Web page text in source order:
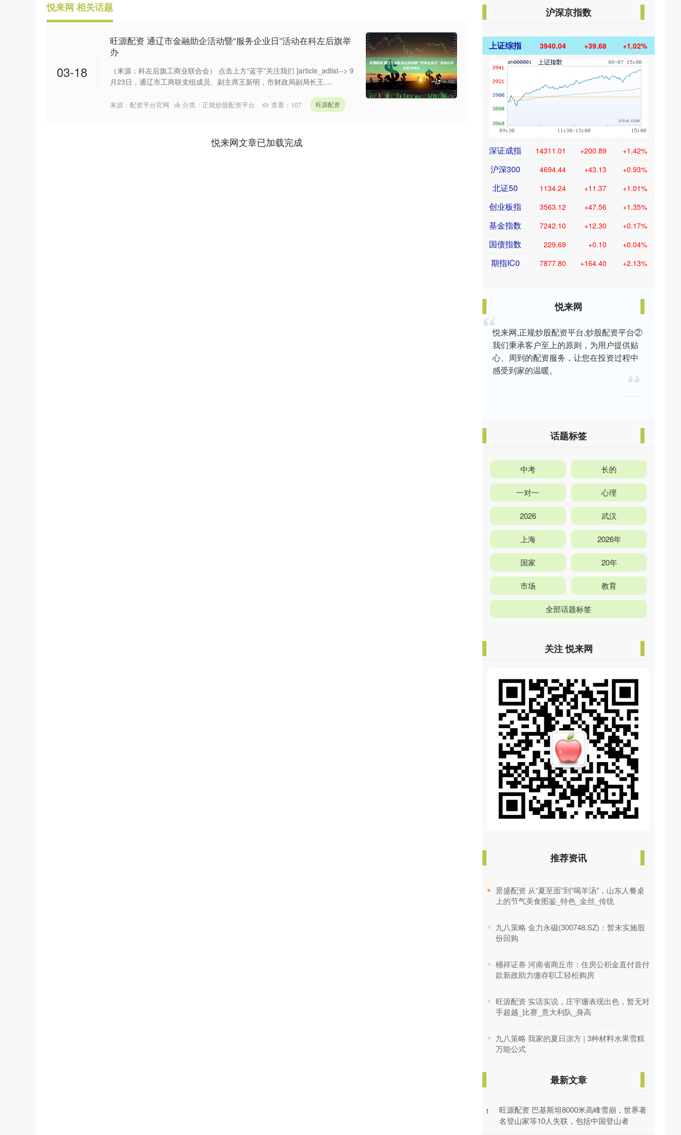
悦来网 相关话题
03-18
旺源配资 通辽市金融助企活动暨“服务企业日”活动在科左后旗举
办
（来源：科左后旗工商业联合会） 点击上方“蓝字”关注我们 ]article_adlist--> 9
月23日，通辽市工商联党组成员、副主席王新明，市财政局副局长王....
来源：配资平台官网 分类： 正规炒股配资平台 查看： 107 旺源配资
悦来网文章已加载完成
沪深京指数
上证综指 3940.04 +39.68 +1.02%
深证成指 14311.01 +200.89 +1.42%
沪深300 4694.44 +43.13 +0.93%
北证50 1134.24 +11.37 +1.01%
创业板指 3563.12 +47.56 +1.35%
基金指数 7242.10 +12.30 +0.17%
国债指数 229.69 +0.10 +0.04%
期指IC0 7877.80 +164.40 +2.13%
悦来网
悦来网,正规炒股配资平台,炒股配资平台②
我们秉承客户至上的原则，为用户提供贴
心、周到的配资服务，让您在投资过程中
感受到家的温暖。
话题标签
中考 长的
一对一 心理
2026 武汉
上海 2026年
国家 20年
市场 教育
全部话题标签
关注 悦来网
推荐资讯
​景盛配资 从“夏至面”到“喝羊汤”，山东人餐桌
上的节气美食图鉴_特色_金丝_传统
​九八策略 金力永磁(300748.SZ)：暂未实施股
份回购
​桶祥证券 河南省商丘市：住房公积金直付首付
款新政助力缴存职工轻松购房
​旺源配资 实话实说，庄宇珊表现出色，暂无对
手超越_比赛_意大利队_身高
​九八策略 我家的夏日凉方 | 3种材料水果雪糕
万能公式
最新文章
1
旺源配资 巴基斯坦8000米高峰雪崩，世界著
名登山家等10人失联，包括中国登山者